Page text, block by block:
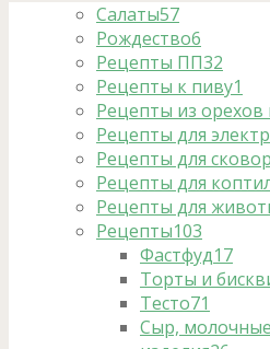
Салаты57
Рождество6
Рецепты ПП32
Рецепты к пиву1
Рецепты из орехов
Рецепты для
Рецепты для
Рецепты для
Рецепты для
Рецепты103
Фастфуд17
Торты и
Тесто71
Сыр,